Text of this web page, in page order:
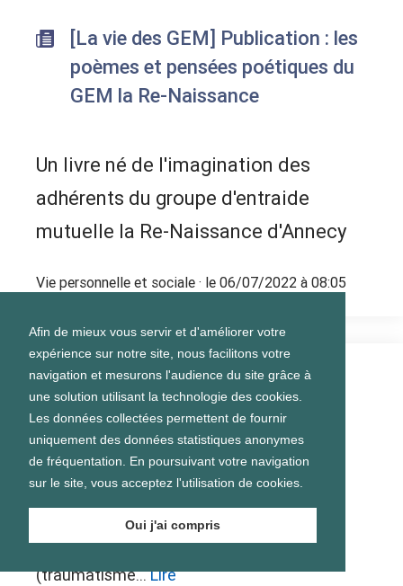
Afin de mieux vous servir et d'améliorer votre
expérience sur notre site, nous facilitons votre
navigation et mesurons l'audience du site grâce à
une solution utilisant la technologie des cookies.
Les données collectées permettent de fournir
uniquement des données statistiques anonymes
de fréquentation. En poursuivant votre navigation
sur le site, vous acceptez l'utilisation de cookies.
Oui j'ai compris
[La vie des GEM] Publication : les
poèmes et pensées poétiques du
GEM la Re-Naissance
Un livre né de l'imagination des
adhérents du groupe d'entraide
mutuelle la Re-Naissance d'Annecy
Vie personnelle et sociale · le 06/07/2022 à 08:05
GEM TC 02 (Saint Quentin)
Le groupe d'entraide mutuelle (GEM) TC 02
est une association pour les personnes
atteintes d'une lésion cérébrale acquise
(traumatisme...Lire